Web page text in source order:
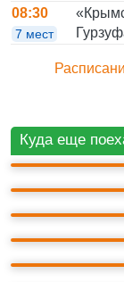
08:30
7 мест
Куда еще